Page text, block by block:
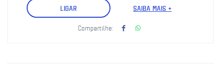
LIGAR SAIBA MAIS +
Compartilhe: